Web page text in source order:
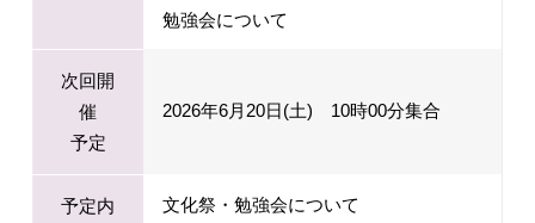
勉強会について
次回開
催
予定
2026年6月20日(土) 10時00分集合
予定内
文化祭・勉強会について